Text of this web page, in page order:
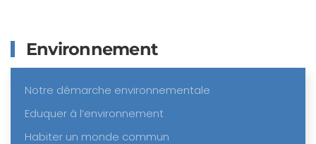
Environnement
Notre démarche environnementale
Eduquer à l’environnement
Habiter un monde commun